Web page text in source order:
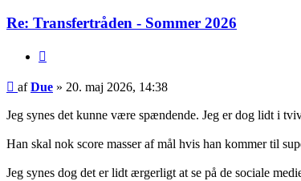
Re: Transfertråden - Sommer 2026
Indlæg
afDue » 20. maj 2026, 14:38
Jeg synes det kunne være spændende. Jeg er dog lidt i
Han skal nok score masser af mål hvis han kommer til
Jeg synes dog det er lidt ærgerligt at se på de sociale